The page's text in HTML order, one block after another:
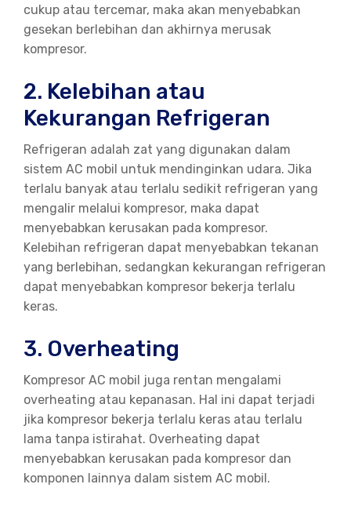
cukup atau tercemar, maka akan menyebabkan
gesekan berlebihan dan akhirnya merusak
kompresor.
2. Kelebihan atau
Kekurangan Refrigeran
Refrigeran adalah zat yang digunakan dalam
sistem AC mobil untuk mendinginkan udara. Jika
terlalu banyak atau terlalu sedikit refrigeran yang
mengalir melalui kompresor, maka dapat
menyebabkan kerusakan pada kompresor.
Kelebihan refrigeran dapat menyebabkan tekanan
yang berlebihan, sedangkan kekurangan refrigeran
dapat menyebabkan kompresor bekerja terlalu
keras.
3. Overheating
Kompresor AC mobil juga rentan mengalami
overheating atau kepanasan. Hal ini dapat terjadi
jika kompresor bekerja terlalu keras atau terlalu
lama tanpa istirahat. Overheating dapat
menyebabkan kerusakan pada kompresor dan
komponen lainnya dalam sistem AC mobil.